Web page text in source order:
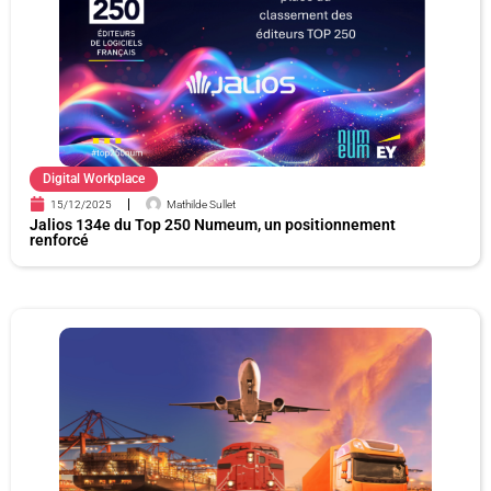
Digital Workplace
15/12/2025 Mathilde Sullet
Jalios 134e du Top 250 Numeum, un positionnement
renforcé